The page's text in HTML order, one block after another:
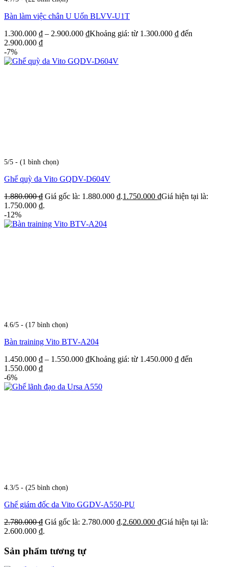
Bàn làm việc chân U Uốn BLVV-U1T
1.300.000 ₫ – 2.900.000 ₫Khoảng giá: từ 1.300.000 ₫ đến
2.900.000 ₫
-7%
5/5 - (1 bình chọn)
Ghế quỳ da Vito GQDV-D604V
1.880.000₫ Giá gốc là: 1.880.000 ₫.1.750.000 ₫Giá hiện tại là:
1.750.000 ₫.
-12%
4.6/5 - (17 bình chọn)
Bàn training Vito BTV-A204
1.450.000 ₫ – 1.550.000 ₫Khoảng giá: từ 1.450.000 ₫ đến
1.550.000 ₫
-6%
4.3/5 - (25 bình chọn)
Ghế giám đốc da Vito GGDV-A550-PU
2.780.000₫ Giá gốc là: 2.780.000 ₫.2.600.000 ₫Giá hiện tại là:
2.600.000 ₫.
Sản phẩm tương tự